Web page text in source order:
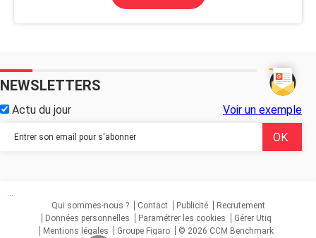
NEWSLETTERS
Actu du jour Voir un exemple
...
Qui sommes-nous ?
Contact Publicité
Recrutement
Données personnelles
Paramétrer les cookies
Gérer Utiq
Mentions légales
Groupe Figaro © 2026 CCM Benchmark